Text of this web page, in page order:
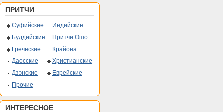
ПРИТЧИ
Суфийские
Индийские
Буддийские
Притчи Ошо
Греческие
Крайона
Даосские
Христианские
Дзэнские
Еврейские
Прочие
ИНТЕРЕСНОЕ